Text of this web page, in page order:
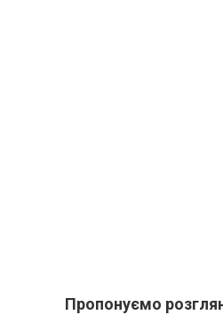
Пропонуємо